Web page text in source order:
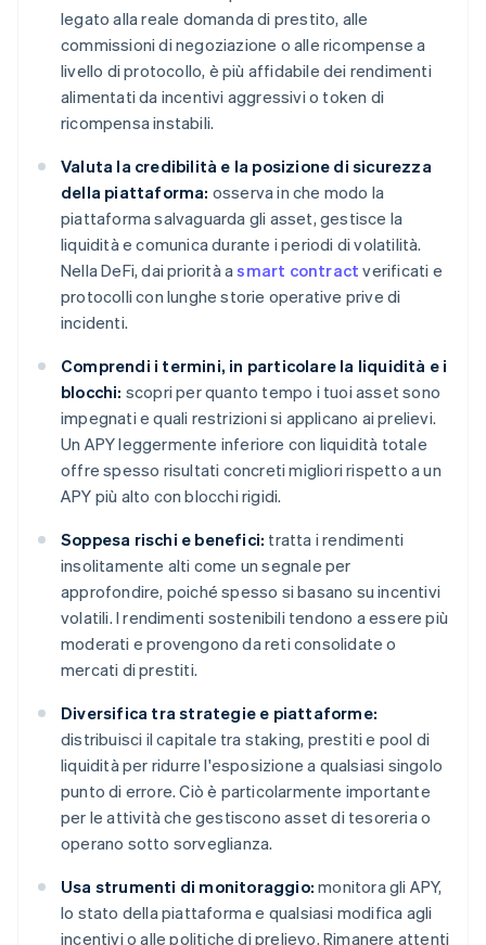
legato alla reale domanda di prestito, alle
commissioni di negoziazione o alle ricompense a
livello di protocollo, è più affidabile dei rendimenti
alimentati da incentivi aggressivi o token di
ricompensa instabili.
Valuta la credibilità e la posizione di sicurezza
della piattaforma: osserva in che modo la
piattaforma salvaguarda gli asset, gestisce la
liquidità e comunica durante i periodi di volatilità.
Nella DeFi, dai priorità asmart contract verificati e
protocolli con lunghe storie operative prive di
incidenti.
Comprendi i termini, in particolare la liquidità e i
blocchi: scopri per quanto tempo i tuoi asset sono
impegnati e quali restrizioni si applicano ai prelievi.
Un APY leggermente inferiore con liquidità totale
offre spesso risultati concreti migliori rispetto a un
APY più alto con blocchi rigidi.
Soppesa rischi e benefici: tratta i rendimenti
insolitamente alti come un segnale per
approfondire, poiché spesso si basano su incentivi
volatili. I rendimenti sostenibili tendono a essere più
moderati e provengono da reti consolidate o
mercati di prestiti.
Diversifica tra strategie e piattaforme:
distribuisci il capitale tra staking, prestiti e pool di
liquidità per ridurre l'esposizione a qualsiasi singolo
punto di errore. Ciò è particolarmente importante
per le attività che gestiscono asset di tesoreria o
operano sotto sorveglianza.
Usa strumenti di monitoraggio: monitora gli APY,
lo stato della piattaforma e qualsiasi modifica agli
incentivi o alle politiche di prelievo. Rimanere attenti